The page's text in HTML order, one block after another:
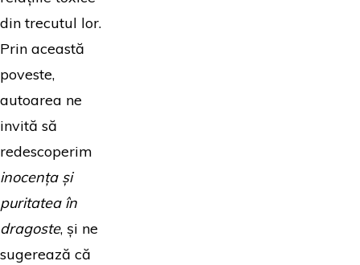
din trecutul lor.
Prin această
poveste,
autoarea ne
invită să
redescoperim
inocența și
puritatea în
dragoste, și ne
sugerează că